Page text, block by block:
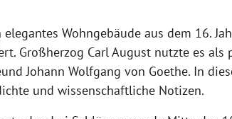
elegantes Wohngebäude aus dem 16.
Großherzog Carl August nutzte es
Johann Wolfgang von Goethe. In
und wissenschaftliche Notizen.